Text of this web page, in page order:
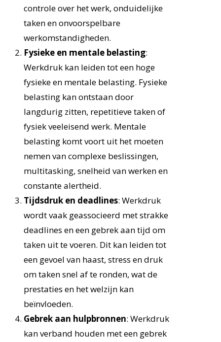
controle over het werk, onduidelijke
taken en onvoorspelbare
werkomstandigheden.
Fysieke en mentale belasting:
Werkdruk kan leiden tot een hoge
fysieke en mentale belasting. Fysieke
belasting kan ontstaan door
langdurig zitten, repetitieve taken of
fysiek veeleisend werk. Mentale
belasting komt voort uit het moeten
nemen van complexe beslissingen,
multitasking, snelheid van werken en
constante alertheid.
Tijdsdruk en deadlines: Werkdruk
wordt vaak geassocieerd met strakke
deadlines en een gebrek aan tijd om
taken uit te voeren. Dit kan leiden tot
een gevoel van haast, stress en druk
om taken snel af te ronden, wat de
prestaties en het welzijn kan
beïnvloeden.
Gebrek aan hulpbronnen: Werkdruk
kan verband houden met een gebrek